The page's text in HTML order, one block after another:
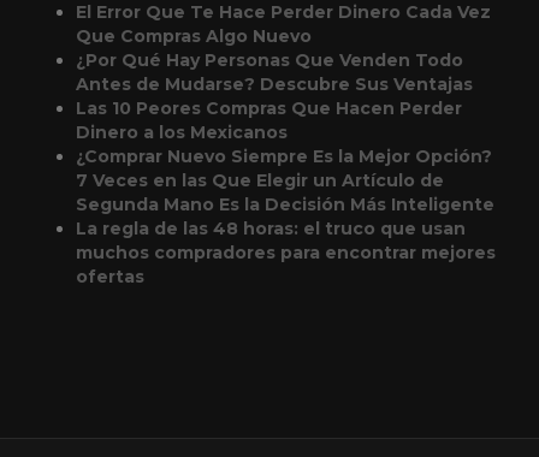
El Error Que Te Hace Perder Dinero Cada Vez
Que Compras Algo Nuevo
¿Por Qué Hay Personas Que Venden Todo
Antes de Mudarse? Descubre Sus Ventajas
Las 10 Peores Compras Que Hacen Perder
Dinero a los Mexicanos
¿Comprar Nuevo Siempre Es la Mejor Opción?
7 Veces en las Que Elegir un Artículo de
Segunda Mano Es la Decisión Más Inteligente
La regla de las 48 horas: el truco que usan
muchos compradores para encontrar mejores
ofertas